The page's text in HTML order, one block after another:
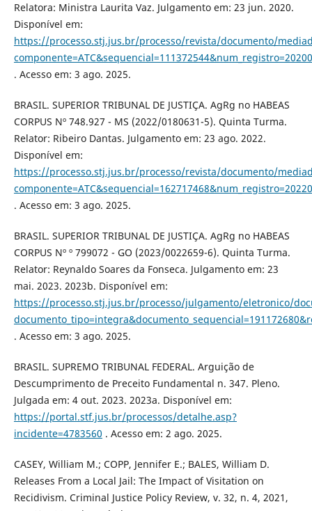
Relatora: Ministra Laurita Vaz. Julgamento em: 23 jun. 2020.
Disponível em:
https://processo.stj.jus.br/processo/revista/documento/
. Acesso em: 3 ago. 2025.
BRASIL. SUPERIOR TRIBUNAL DE JUSTIÇA. AgRg no HABEAS
CORPUS Nº 748.927 - MS (2022/0180631-5). Quinta Turma.
Relator: Ribeiro Dantas. Julgamento em: 23 ago. 2022.
Disponível em:
https://processo.stj.jus.br/processo/revista/documento/
. Acesso em: 3 ago. 2025.
BRASIL. SUPERIOR TRIBUNAL DE JUSTIÇA. AgRg no HABEAS
CORPUS Nº º 799072 - GO (2023/0022659-6). Quinta Turma.
Relator: Reynaldo Soares da Fonseca. Julgamento em: 23
mai. 2023. 2023b. Disponível em:
https://processo.stj.jus.br/processo/julgamento/eletronico/
. Acesso em: 3 ago. 2025.
BRASIL. SUPREMO TRIBUNAL FEDERAL. Arguição de
Descumprimento de Preceito Fundamental n. 347. Pleno.
Julgada em: 4 out. 2023. 2023a. Disponível em:
https://portal.stf.jus.br/processos/detalhe.asp?
incidente=4783560 . Acesso em: 2 ago. 2025.
CASEY, William M.; COPP, Jennifer E.; BALES, William D.
Releases From a Local Jail: The Impact of Visitation on
Recidivism. Criminal Justice Policy Review, v. 32, n. 4, 2021,